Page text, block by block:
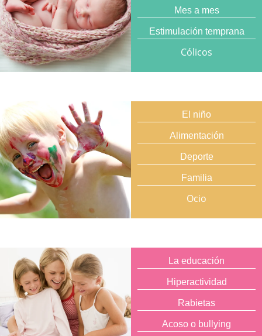
Mes a mes
Estimulación temprana
Cólicos
El niño
Alimentación
Deporte
Familia
Ocio
La educación
Hiperactividad
Rabietas
Acoso o bullying